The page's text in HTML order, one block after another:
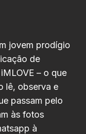
jovem prodígio
de
– o que
lê, observa e
passam pelo
às fotos
à